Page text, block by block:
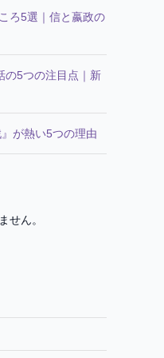
ろ5選｜信と嬴政の
の5つの注目点｜新
が熱い5つの理由
せん。